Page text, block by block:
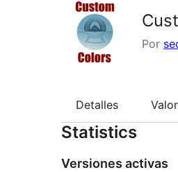
Por
Detalles
Statistics
Versiones activas